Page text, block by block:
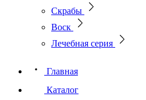
Скрабы
Воск
Лечебная серия
Главная
Каталог